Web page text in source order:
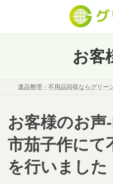
ン
ー
お客
遺品整理・不用品回収ならグリー
お客様のお声
市茄子作にて
を行いました